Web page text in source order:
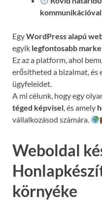
kommunikációval
EgyWordPress alapú
egyik legfontosabb
Ez az a platform, ahol
erősítheted a bizalmat, és
ügyfeleidet.
A mi célunk, hogy egy
téged képvisel, és amely
vállalkozásod számára.
Weboldal
környéke